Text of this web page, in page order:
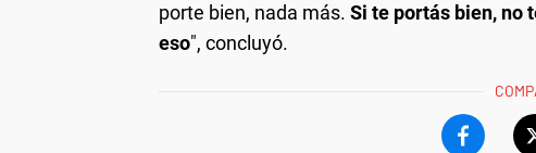
porte bien, nada más. Si te portás bien, no
eso", concluyó.